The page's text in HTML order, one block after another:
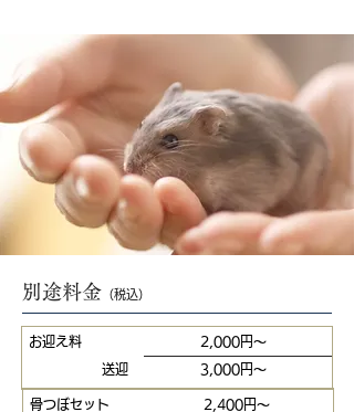
別途料金 （税込）
お迎え料
送迎
2,000円～
3,000円～
骨つぼセット 2,400円～